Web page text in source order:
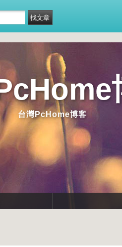
台灣PcHome博客